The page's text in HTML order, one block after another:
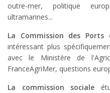
outre-mer, politique
ultramarines...
La Commission des Ports
intéressant plus
avec le Ministère de
FranceAgriMer, questions
La commission sociale